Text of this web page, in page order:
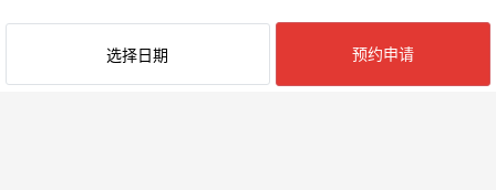
选择日期 预约申请